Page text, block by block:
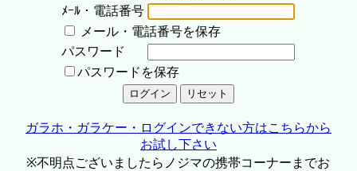
ﾒｰﾙ・電話番号
メール・電話番号を保存
パスワード
パスワードを保存
ガラホ・ガラケー・ログインできない方はこちらから
お試し下さい
※不明点ございましたらノジマの携帯コーナーまでお